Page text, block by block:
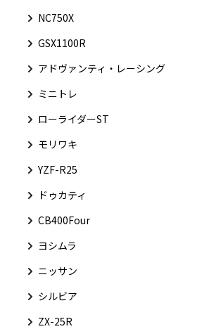
NC750X
GSX1100R
アドヴァンティ・レーシング
ミニトレ
ローライダーST
モリワキ
YZF-R25
ドゥカティ
CB400Four
ヨシムラ
ニッサン
シルビア
ZX-25R